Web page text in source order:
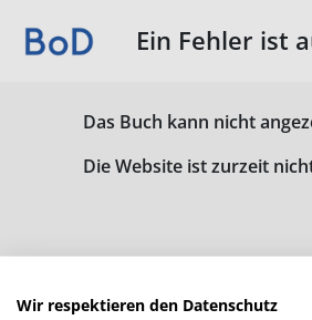
Ein Fehler ist
Das Buch kann nicht
Die Website ist zurzeit
Wir respektieren den Datenschutz